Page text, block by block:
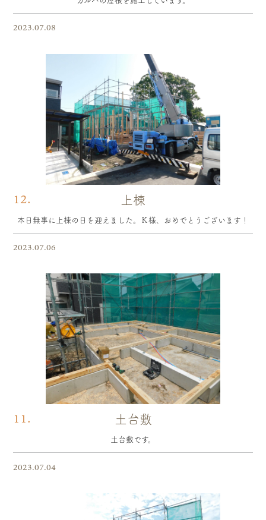
2023.07.08
12. 上棟
本日無事に上棟の日を迎えました。Ｋ様、おめでとうございます！
2023.07.06
11. 土台敷
土台敷です。
2023.07.04